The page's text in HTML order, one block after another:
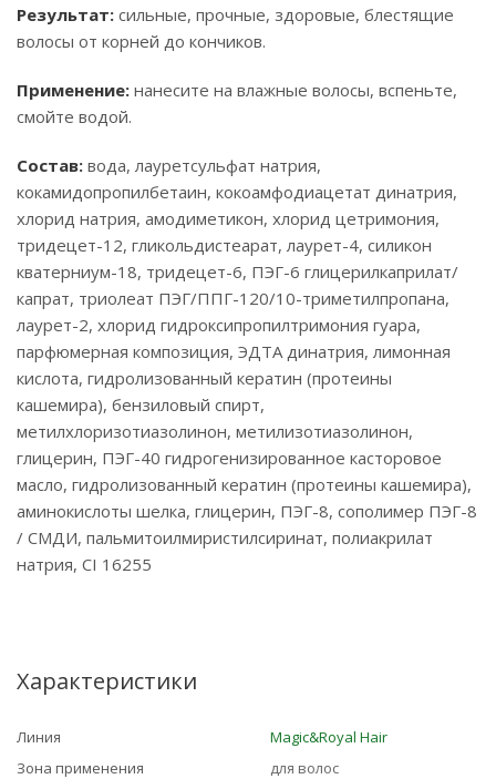
Результат: сильные, прочные, здоровые, блестящие
волосы от корней до кончиков.
Применение: нанесите на влажные волосы, вспеньте,
смойте водой.
Состав: вода, лауретсульфат натрия,
кокамидопропилбетаин, кокоамфодиацетат динатрия,
хлорид натрия, амодиметикон, хлорид цетримония,
тридецет-12, гликольдистеарат, лаурет-4, силикон
кватерниум-18, тридецет-6, ПЭГ-6 глицерилкаприлат/
капрат, триолеат ПЭГ/ППГ-120/10-триметилпропана,
лаурет-2, хлорид гидроксипропилтримония гуара,
парфюмерная композиция, ЭДТА динатрия, лимонная
кислота, гидролизованный кератин (протеины
кашемира), бензиловый спирт,
метилхлоризотиазолинон, метилизотиазолинон,
глицерин, ПЭГ-40 гидрогенизированное касторовое
масло, гидролизованный кератин (протеины кашемира),
аминокислоты шелка, глицерин, ПЭГ-8, сополимер ПЭГ-8
/ СМДИ, пальмитоилмиристилсиринат, полиакрилат
натрия, CI 16255
Характеристики
Линия
Magic&Royal Hair
Зона применения
для волос